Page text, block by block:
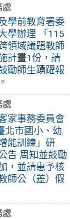
處
學前教育署委
學辦理 「115
領域議題教師
計畫1份，請
勵師生踴躍報
處
家事務委員會
北市國小、幼
能訓練」研
告 周知並鼓勵
，並請惠予核
師公（差）假
處